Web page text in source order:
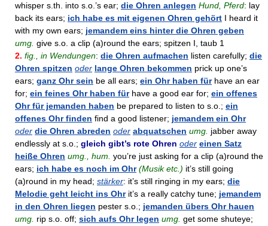
whisper s.th. into s.o.’s ear; die Ohren anlegen Hund, Pferd: lay
back its ears; ich habe es mit eigenen Ohren gehört I heard it
with my own ears; jemandem eins hinter die Ohren geben
umg. give s.o. a clip (a)round the ears; spitzen I, taub 1
2. fig., in Wendungen: die Ohren aufmachen listen carefully; die
Ohren spitzen oder lange Ohren bekommen prick up one’s
ears; ganz Ohr sein be all ears; ein Ohr haben fürhave an ear
for; ein feines Ohr haben fürhave a good ear for; ein offenes
Ohr für jemanden haben be prepared to listen to s.o.; ein
offenes Ohr finden find a good listener; jemandem ein Ohr
oder die Ohren abreden oder abquatschen umg. jabber away
endlessly at s.o.; gleich gibt’s rote Ohren oder einen Satz
heiße Ohren umg., hum. you’re just asking for a clip (a)round the
ears; ich habe es noch im Ohr (Musik etc.) it’s still going
(a)round in my head; stärker: it’s still ringing in my ears; die
Melodie geht leicht ins Ohrit’s a really catchy tune; jemandem
in den Ohren liegen pester s.o.; jemanden übers Ohr hauen
umg. rip s.o. off; sich aufs Ohr legen umg. get some shuteye;